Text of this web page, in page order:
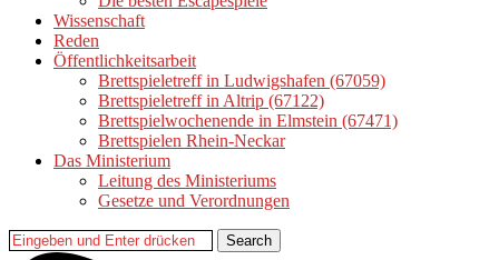
Wissenschaft
Reden
Öffentlichkeitsarbeit
Brettspieletreff in Ludwigshafen (67059)
Brettspieletreff in Altrip (67122)
Brettspielwochenende in Elmstein (67471)
Brettspielen Rhein-Neckar
Das Ministerium
Leitung des Ministeriums
Gesetze und Verordnungen
Search